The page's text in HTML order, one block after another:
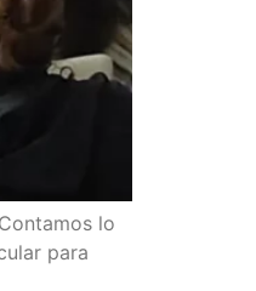
lo
para